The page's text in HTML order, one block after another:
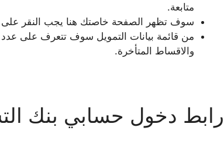
متابعة.
سوف تظهر الصفحة خاصتك هنا يجب النقر على
من قائمة بيانات التمويل سوف تتعرف على عدد
والاقساط المتأخرة.
رابط دخول حسابي بنك